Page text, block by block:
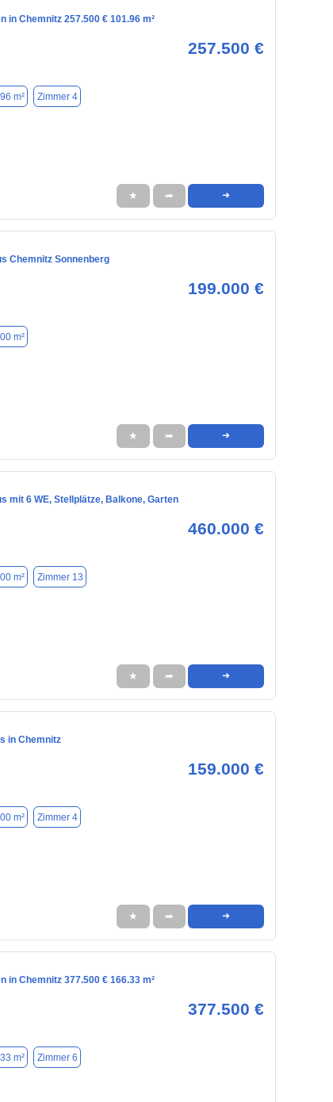
in Chemnitz 257.500 € 101.96 m²
257.500 €
m² Zimmer 4
★ ➦ ➜
Chemnitz Sonnenberg
199.000 €
m²
★ ➦ ➜
mit 6 WE, Stellplätze, Balkone, Garten
460.000 €
m² Zimmer 13
★ ➦ ➜
in Chemnitz
159.000 €
m² Zimmer 4
★ ➦ ➜
in Chemnitz 377.500 € 166.33 m²
377.500 €
m² Zimmer 6